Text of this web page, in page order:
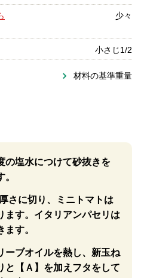
少々
小さじ1/2
材料の基準重量
の塩水につけて砂抜きを
さに切り、ミニトマトは
ます。イタリアンパセリは
す。
ーブオイルを熱し、新玉ね
と【Ａ】を加えフタをして